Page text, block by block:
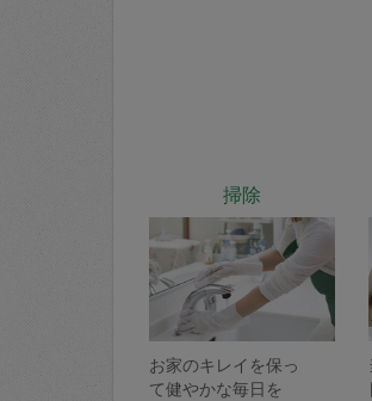
掃除
お家のキレイを保っ
て健やかな毎日を